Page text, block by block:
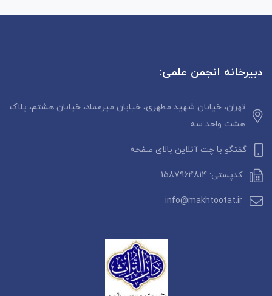
دبیرخانه انجمن علمی:
تهران، خیابان شهید مطهری، خیابان میرعماد، خیابان هشتم، پلاک
هشت واحد سه
گفتگو با چت آنلاین بالای صفحه
کدپستی: 1587964814
info@makhtootat.ir